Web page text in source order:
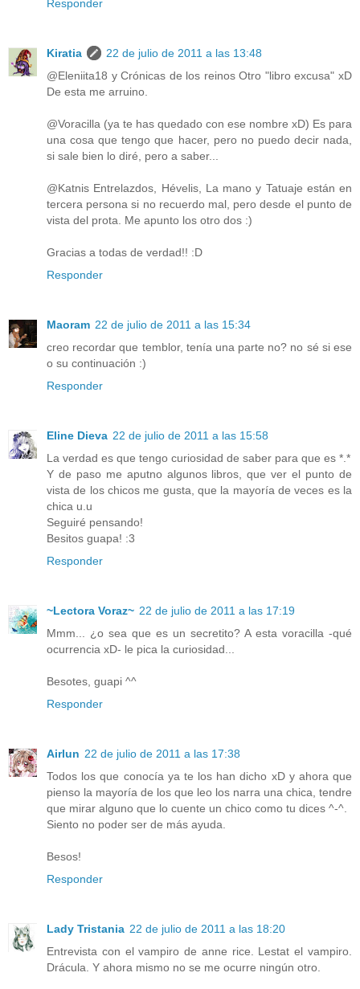
Responder
Kiratia
22 de julio de 2011 a las 13:48
@Eleniita18 y Crónicas de los reinos Otro "libro excusa" xD
De esta me arruino.
@Voracilla (ya te has quedado con ese nombre xD) Es para
una cosa que tengo que hacer, pero no puedo decir nada,
si sale bien lo diré, pero a saber...
@Katnis Entrelazdos, Hévelis, La mano y Tatuaje están en
tercera persona si no recuerdo mal, pero desde el punto de
vista del prota. Me apunto los otro dos :)
Gracias a todas de verdad!! :D
Responder
Maoram 22 de julio de 2011 a las 15:34
creo recordar que temblor, tenía una parte no? no sé si ese
o su continuación :)
Responder
Eline Dieva 22 de julio de 2011 a las 15:58
La verdad es que tengo curiosidad de saber para que es *.*
Y de paso me aputno algunos libros, que ver el punto de
vista de los chicos me gusta, que la mayoría de veces es la
chica u.u
Seguiré pensando!
Besitos guapa! :3
Responder
~Lectora Voraz~ 22 de julio de 2011 a las 17:19
Mmm... ¿o sea que es un secretito? A esta voracilla -qué
ocurrencia xD- le pica la curiosidad...
Besotes, guapi ^^
Responder
Airlun 22 de julio de 2011 a las 17:38
Todos los que conocía ya te los han dicho xD y ahora que
pienso la mayoría de los que leo los narra una chica, tendre
que mirar alguno que lo cuente un chico como tu dices ^-^.
Siento no poder ser de más ayuda.
Besos!
Responder
Lady Tristania 22 de julio de 2011 a las 18:20
Entrevista con el vampiro de anne rice. Lestat el vampiro.
Drácula. Y ahora mismo no se me ocurre ningún otro.